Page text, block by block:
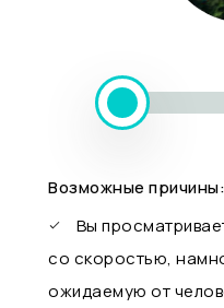
Возможные причины:
Вы
со скоростью,
ожидаемую от